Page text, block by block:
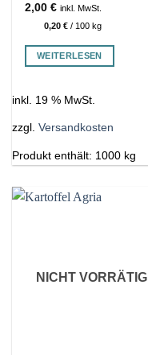
2,00€ inkl. MwSt.
0,20€ / 100 kg
WEITERLESEN
inkl. 19 % MwSt.
zzgl. Versandkosten
Produkt enthält: 1000 kg
NICHT VORRÄTIG